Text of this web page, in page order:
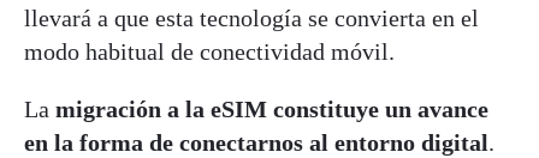
llevará a que esta tecnología se convierta en el
modo habitual de conectividad móvil.
La migración a la eSIM constituye un avance
en la forma de conectarnos al entorno digital.